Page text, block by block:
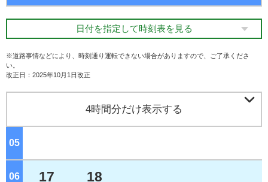
日付を指定して時刻表を見る
※道路事情などにより、時刻通り運転できない場合がありますので、ご了承くださ
い。
改正日：2025年10月1日改正
4時間分だけ表示する 
05
06 17 18